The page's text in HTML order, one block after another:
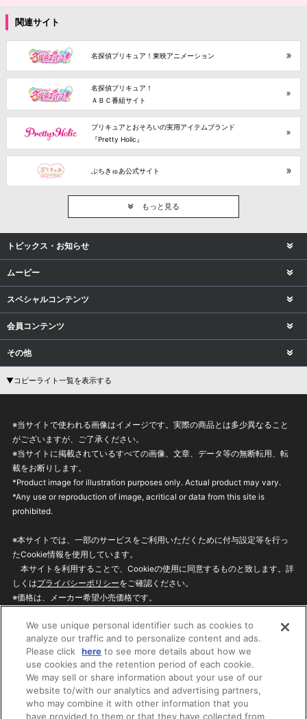
関連サイト
名探偵プリキュア！東映アニメーション
名探偵プリキュア！
ＡＢＣ番組サイト
プリキュアとおそろいの実用アイテムブランド
『Pretty Holic』
ぷちきゅあ公式サイト
もっと見る
トピックス・お知らせ
ムービー
スペシャルコンテンツ
会員コンテンツ
その他
▼コピーライト一覧を表示する
※当サイトで使われる画像はイメージです。実際の商品とは多少異なること
がございますが、ご了承ください。
※当サイトに掲載されているすべての画像、文章、データ等の無断転用、転
載をお断りします。
*Product image for illustration purposes only. Actual product may vary.
*Any use or reproduction of image, acritical or data from this site is
prohibited.
※本サイトでは、一部のサービスをご利用いただくために付与設定等を行っ
たCookie情報を使用しています。
本サイトを利用することで、Cookieの使用に同意するものと致します。詳
しくはプライバシーポリシーをご確認ください。
※価格は、メーカー希望小売価格です。
ざいますのでご了承ください。
privacypolicy
Do Not Sell or Share My
Personal Information
ウェブサイトご利用条件
ソーシャルメディアポリシー
個人情報保護方針
お問い合わせ
We use unique personal identifier such as cookies to
analyze our traffic and to personalize content and ads.
Please click here to see more details about how we
use cookies and the retention period of each cookie.
We may sell or share information about your use of our
website to/with our analytics and advertising partners,
who may combine it with other information that you
have provided to them or that they have collected from